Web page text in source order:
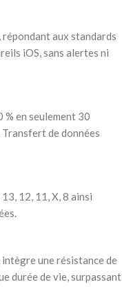
aux standards
iOS, sans alertes ni
% en seulement 30
de données
12, 11, X, 8 ainsi
une résistance de
durée de vie, surpassant